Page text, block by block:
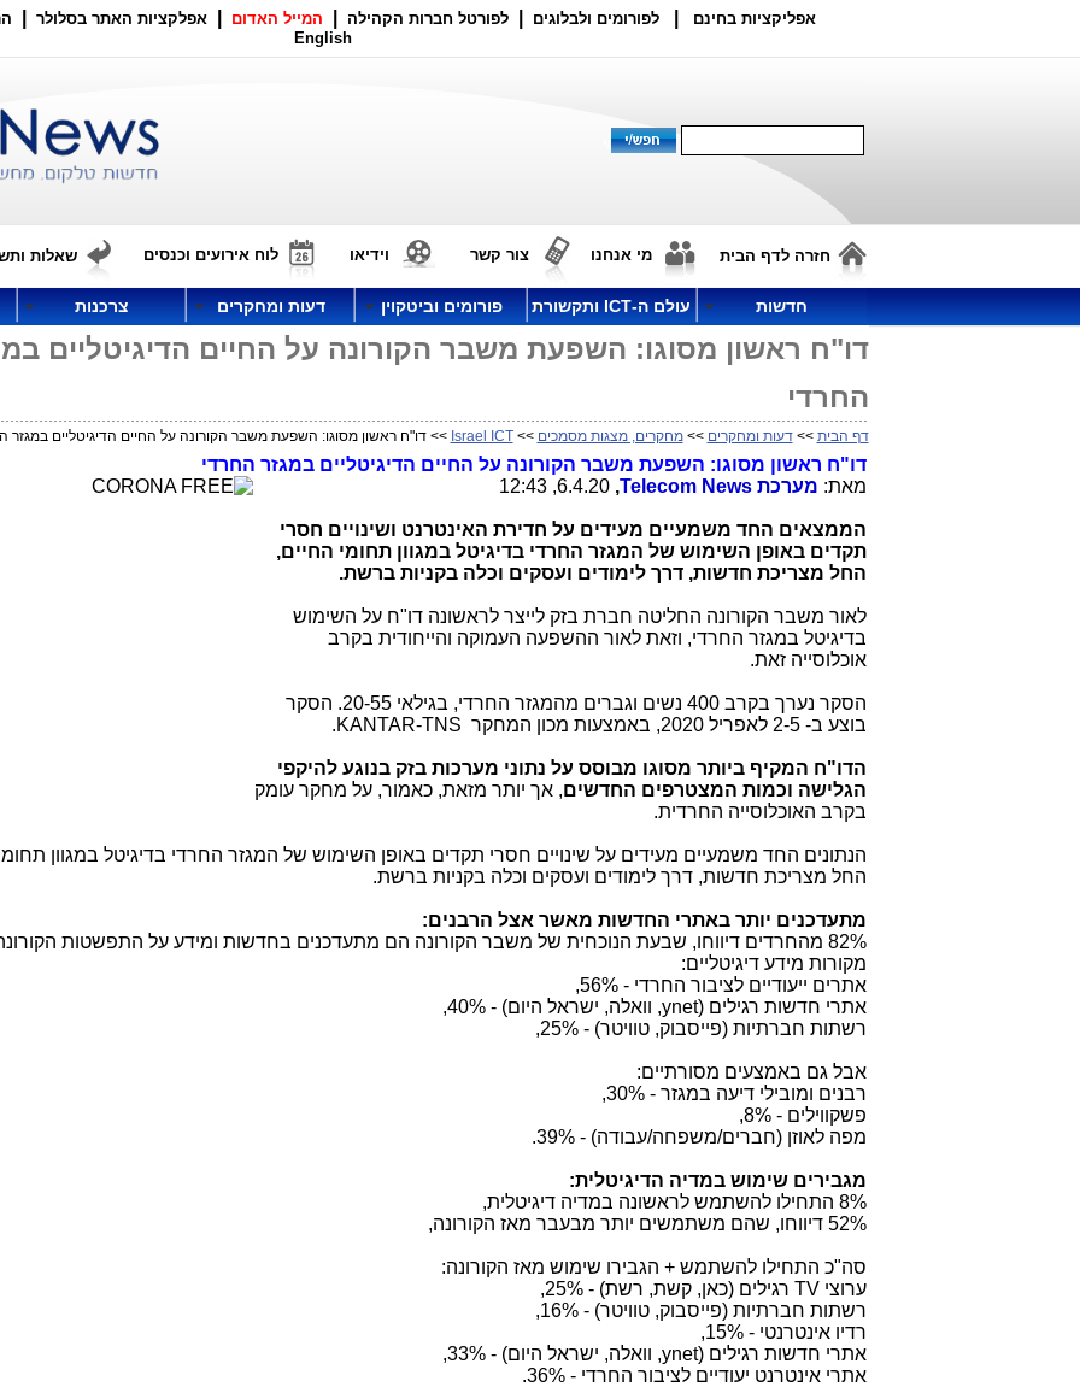
אפליקציות בחינם לפורומים ולבלוגים לפורטל חברות הקהילה המייל האדום אפלקציות האתר בסלולר
English
חזרה לדף הבית מי אנחנו צור קשר וידיאו לוח אירועים וכנסים שאלות
חדשות עולם ה-ICT ותקשורת פורומים וביטקוין דעות ומחקרים צרכנות
דו"ח ראשון מסוגו: השפעת משבר הקורונה על החיים הדיגיטליים
החרדי
דף הבית >>דעות ומחקרים >>מחקרים, מצגות מסמכים >>
Israel ICT >> דו"ח ראשון מסוגו: השפעת משבר הקורונה על החיים הדיגיטליים במגזר
דו"ח ראשון מסוגו: השפעת משבר הקורונה על החיים הדיגיטליים במגזר החרדי
מאת: מערכתTelecom News
,
6.4.20, 12:43
הממצאים החד משמעיים מעידים על חדירת האינטרנט ושינויים חסרי
תקדים באופן השימוש של המגזר החרדי בדיגיטל במגוון תחומי החיים,
החל מצריכת חדשות, דרך לימודים ועסקים וכלה בקניות ברשת.
לאור משבר הקורונה החליטה חברת בזק לייצר לראשונה דו"ח על השימוש
בדיגיטל במגזר החרדי, וזאת לאור ההשפעה העמוקה והייחודית בקרב
אוכלוסייה זאת.
הסקר נערך בקרב 400 נשים וגברים מהמגזר החרדי, בגילאי 20-55. הסקר
בוצע ב- 2-5 לאפריל 2020, באמצעות מכון המחקר
.KANTAR-TNS
הדו"ח המקיף ביותר מסוגו מבוסס על נתוני מערכות בזק בנוגע להיקפי
הגלישה וכמות המצטרפים החדשים, אך יותר מזאת, כאמור, על מחקר עומק
בקרב האוכלוסייה החרדית.
הנתונים החד משמעיים מעידים על שינויים חסרי תקדים באופן השימוש של המגזר החרדי בדיגיטל במגוון
החל מצריכת חדשות, דרך לימודים ועסקים וכלה בקניות ברשת.
מתעדכנים יותר באתרי החדשות מאשר אצל הרבנים:
82% מהחרדים דיווחו, שבעת הנוכחית של משבר הקורונה הם מתעדכנים בחדשות ומידע על התפשטות
מקורות מידע דיגיטליים:
אתרים ייעודיים לציבור החרדי - 56%,
אתרי חדשות רגילים (ynet, וואלה, ישראל היום) - 40%,
רשתות חברתיות (פייסבוק, טוויטר) - 25%,
אבל גם באמצעים מסורתיים:
רבנים ומובילי דיעה במגזר - 30%,
פשקווילים - 8%,
מפה לאוזן (חברים/משפחה/עבודה) - 39%.
מגבירים שימוש במדיה הדיגיטלית:
8% התחילו להשתמש לראשונה במדיה דיגיטלית,
52% דיווחו, שהם משתמשים יותר מבעבר מאז הקורונה,
סה"כ התחילו להשתמש + הגבירו שימוש מאז הקורונה:
ערוציTV רגילים (כאן, קשת, רשת) - 25%,
רשתות חברתיות (פייסבוק, טוויטר) - 16%,
רדיו אינטרנטי - 15%,
אתרי חדשות רגילים (ynet, וואלה, ישראל היום) - 33%,
אתרי אינטרנט יעודיים לציבור החרדי - 36%.